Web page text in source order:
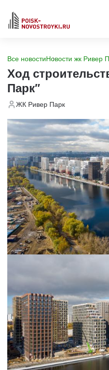
Все новостиНовости жк Ривер
Ход
Парк"
ЖК Ривер Парк